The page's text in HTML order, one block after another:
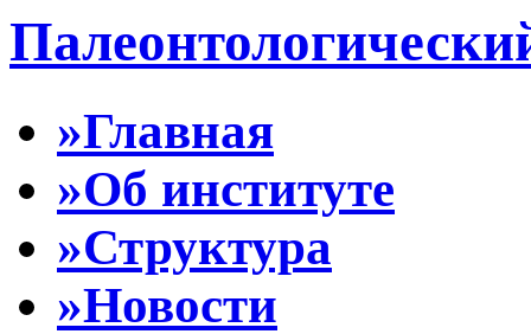
»Главная
»Об институте
»Структура
»Новости